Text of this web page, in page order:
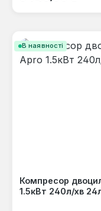
В наявності
Компресор
1.5кВт 240л/хв